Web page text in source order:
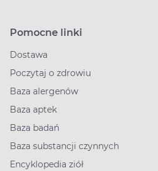
Pomocne linki
Dostawa
Poczytaj o zdrowiu
Baza alergenów
Baza aptek
Baza badań
Baza substancji czynnych
Encyklopedia ziół